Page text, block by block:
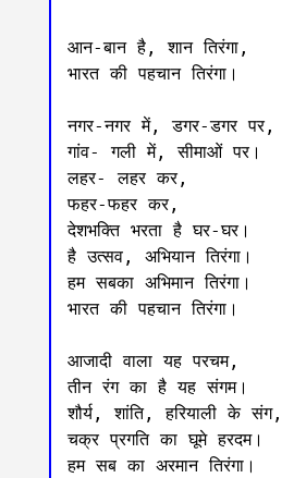
आन-बान है, शान तिरंगा,
भारत की पहचान तिरंगा।
नगर-नगर में, डगर-डगर पर,
गांव- गली में, सीमाओं पर।
लहर- लहर कर,
फहर-फहर कर,
देशभक्ति भरता है घर-घर।
है उत्सव, अभियान तिरंगा।
हम सबका अभिमान तिरंगा।
भारत की पहचान तिरंगा।
आजादी वाला यह परचम,
तीन रंग का है यह संगम।
शौर्य, शांति, हरियाली के संग,
चक्र प्रगति का घूमे हरदम।
हम सब का अरमान तिरंगा।